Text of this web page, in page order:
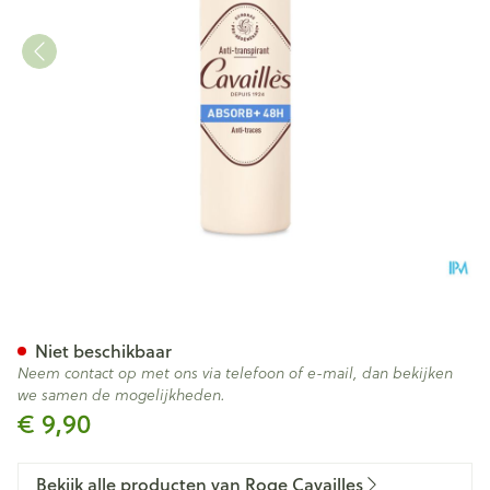
€ 9,90
Niet beschikbaar
Neem contact op met ons via telefoon of e-mail, dan bekijken
we samen de mogelijkheden.
Bekijk alle producten van Roge Cavailles